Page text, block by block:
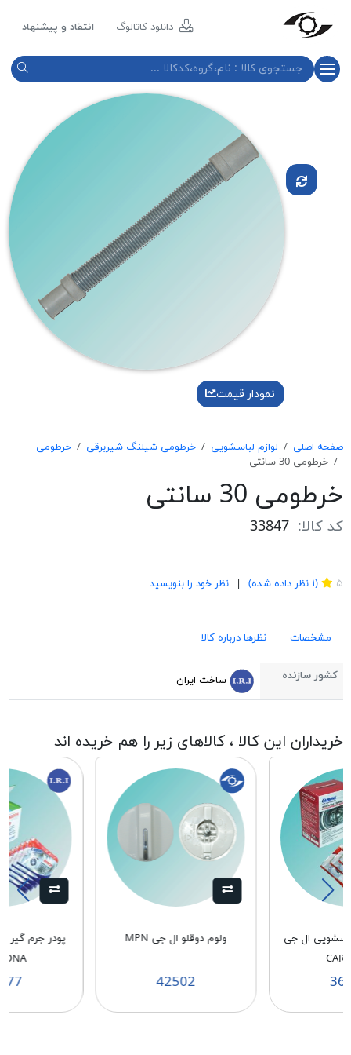
دانلود کاتالوگ انتقاد و پیشنهاد
نمودار قیمت
صفحه اصلی لوازم لباسشویی خرطومی-شیلنگ شیربرقی
خرطومی
خرطومی 30 سانتی
خرطومی 30 سانتی
کد کالا: 33847
۵ (۱ نظر داده شده) نظر خود را بنویسید
مشخصات نظرها درباره کالا
کشور سازنده ساخت ایران
خریداران این کالا ، کالاهای زیر را هم خریده اند
ال جی
ولوم دوقلو ال جی MPN
42502
پودر جرم گیر